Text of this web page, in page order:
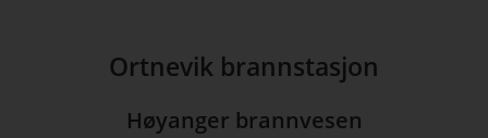
Ortnevik brannstasjon
Høyanger brannvesen